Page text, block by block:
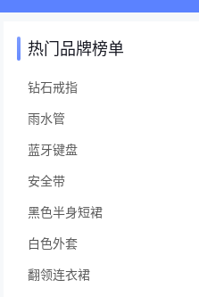
热门品牌榜单
钻石戒指
雨水管
蓝牙键盘
安全带
黑色半身短裙
白色外套
翻领连衣裙